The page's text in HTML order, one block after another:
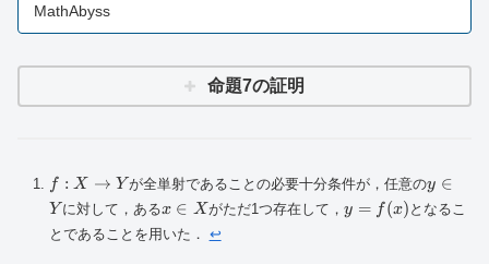
MathAbyss
命題7の証明
f:X\to
Y
f : X → Y が全単射であることの必要十分条件が，任意のy\in
Y
y ∈
Y に対して，あるx\in
X
x ∈ Xがただ1つ存在して，y=f(x)
y = f (x) となるこ
とであることを用いた． ↩︎